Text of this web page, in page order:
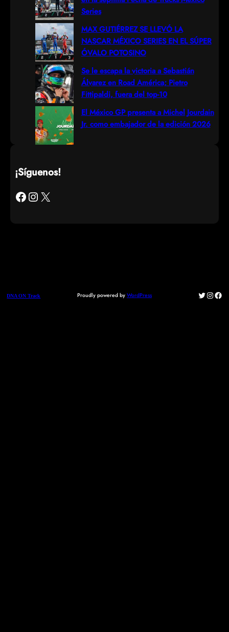
Series
MAX GUTIÉRREZ SE LLEVÓ LA
NASCAR MÉXICO SERIES EN EL SÚPER
ÓVALO POTOSINO
Se le escapa la victoria a Sebastián
Álvarez en Road América; Pietro
Fittipaldi, fuera del top-10
El México GP presenta a Michel Jourdain
Jr. como embajador de la edición 2026
¡Síguenos!
Facebook Instagram X
DNA ON Track Proudly powered by WordPress Twitter